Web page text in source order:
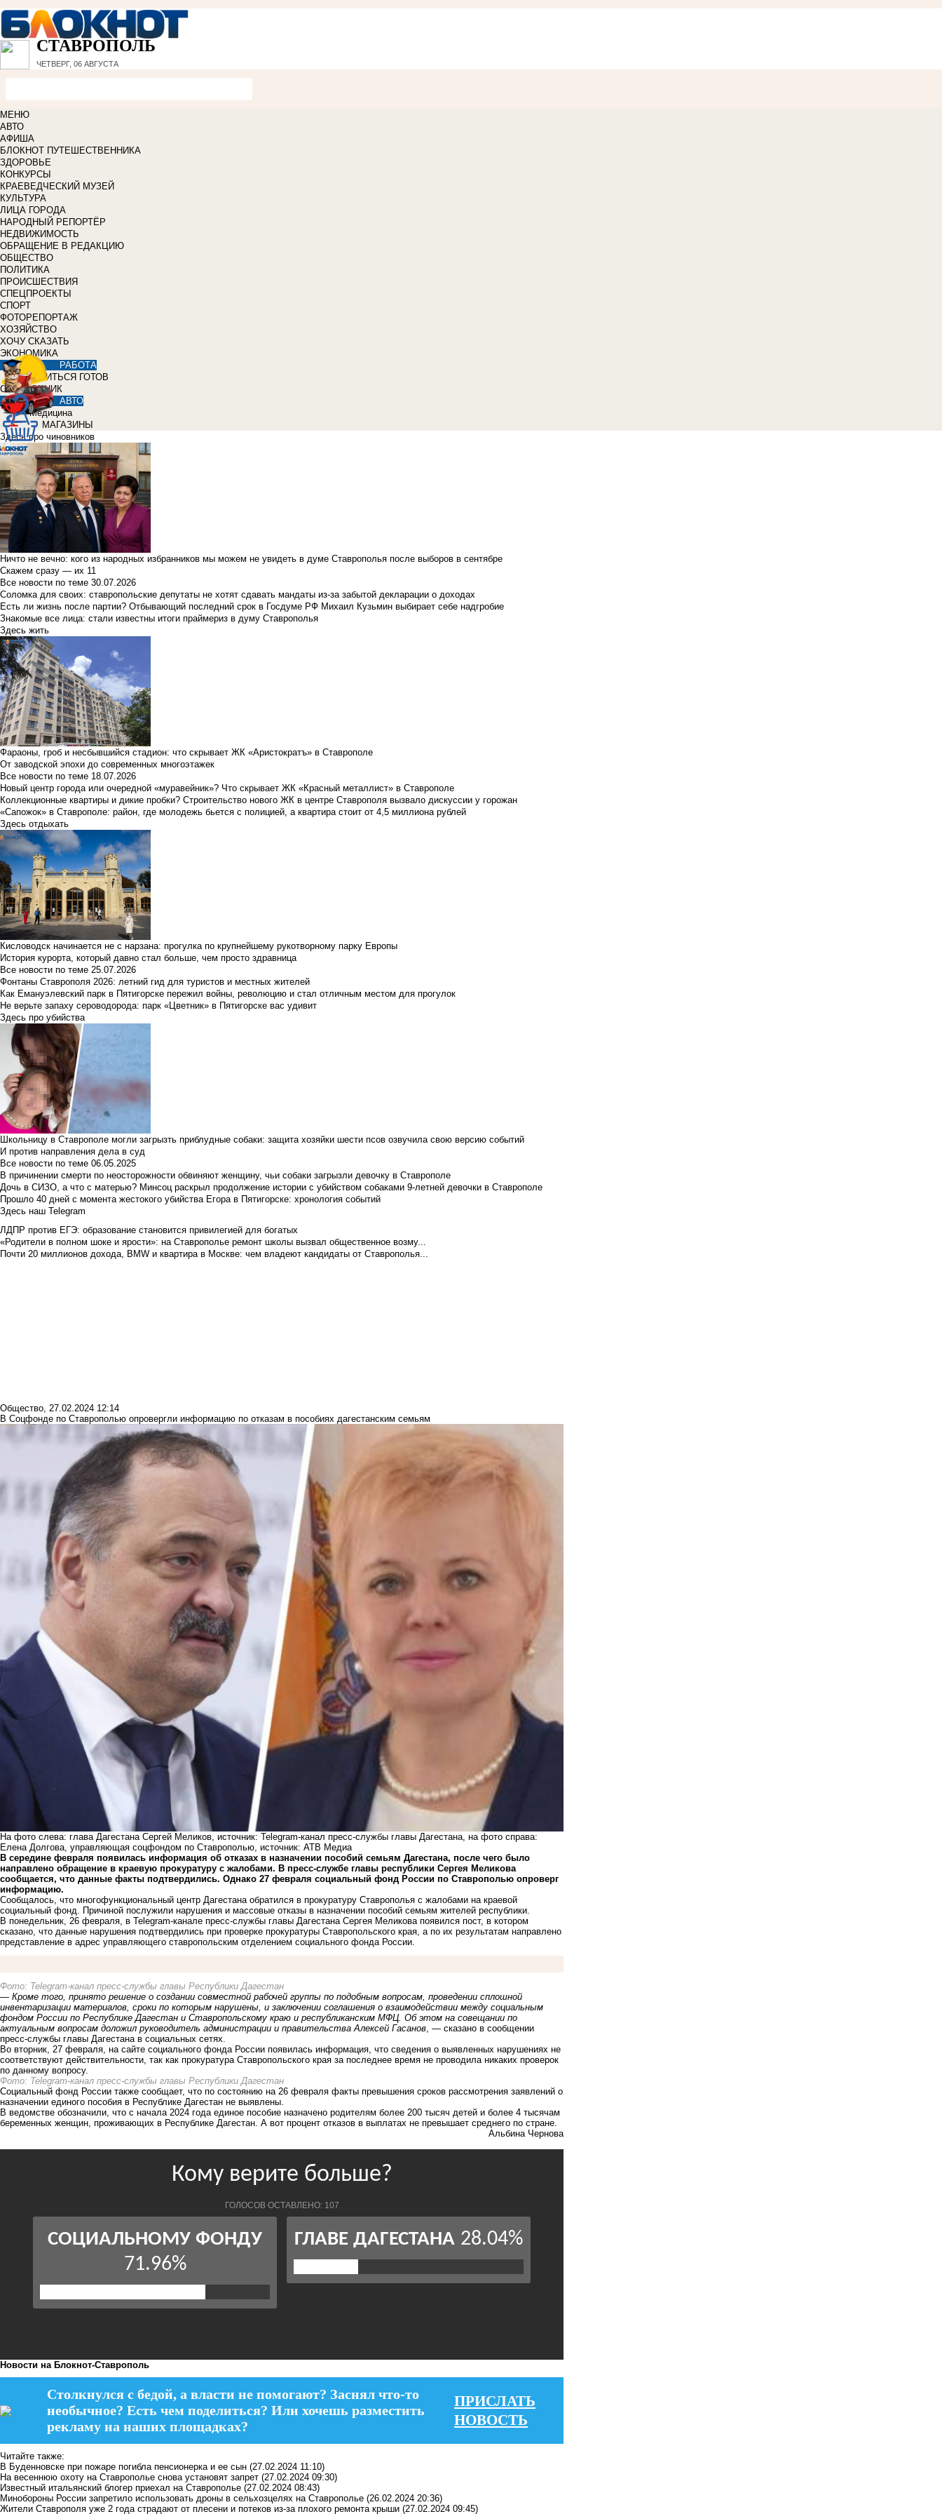
СТАВРОПОЛЬ
ЧЕТВЕРГ, 06 АВГУСТА
МЕНЮ
АВТО
АФИША
БЛОКНОТ ПУТЕШЕСТВЕННИКА
ЗДОРОВЬЕ
КОНКУРСЫ
КРАЕВЕДЧЕСКИЙ МУЗЕЙ
КУЛЬТУРА
ЛИЦА ГОРОДА
НАРОДНЫЙ РЕПОРТЁР
НЕДВИЖИМОСТЬ
ОБРАЩЕНИЕ В РЕДАКЦИЮ
ОБЩЕСТВО
ПОЛИТИКА
ПРОИСШЕСТВИЯ
СПЕЦПРОЕКТЫ
СПОРТ
ФОТОРЕПОРТАЖ
ХОЗЯЙСТВО
ХОЧУ СКАЗАТЬ
ЭКОНОМИКА
РАБОТА
УЧИТЬСЯ ГОТОВ
СПРАВОЧНИК
АВТО
Медицина
МАГАЗИНЫ
Здесь про чиновников
Ничто не вечно: кого из народных избранников мы можем не увидеть в думе Ставрополья после выборов в сентябре
Скажем сразу — их 11
Все новости по теме 30.07.2026
Соломка для своих: ставропольские депутаты не хотят сдавать мандаты из-за забытой декларации о доходах
Есть ли жизнь после партии? Отбывающий последний срок в Госдуме РФ Михаил Кузьмин выбирает себе надгробие
Знакомые все лица: стали известны итоги праймериз в думу Ставрополья
Здесь жить
Фараоны, гроб и несбывшийся стадион: что скрывает ЖК «Аристократъ» в Ставрополе
От заводской эпохи до современных многоэтажек
Все новости по теме 18.07.2026
Новый центр города или очередной «муравейник»? Что скрывает ЖК «Красный металлист» в Ставрополе
Коллекционные квартиры и дикие пробки? Строительство нового ЖК в центре Ставрополя вызвало дискуссии у горожан
«Сапожок» в Ставрополе: район, где молодежь бьется с полицией, а квартира стоит от 4,5 миллиона рублей
Здесь отдыхать
Кисловодск начинается не с нарзана: прогулка по крупнейшему рукотворному парку Европы
История курорта, который давно стал больше, чем просто здравница
Все новости по теме 25.07.2026
Фонтаны Ставрополя 2026: летний гид для туристов и местных жителей
Как Емануэлевский парк в Пятигорске пережил войны, революцию и стал отличным местом для прогулок
Не верьте запаху сероводорода: парк «Цветник» в Пятигорске вас удивит
Здесь про убийства
Школьницу в Ставрополе могли загрызть приблудные собаки: защита хозяйки шести псов озвучила свою версию событий
И против направления дела в суд
Все новости по теме 06.05.2025
В причинении смерти по неосторожности обвиняют женщину, чьи собаки загрызли девочку в Ставрополе
Дочь в СИЗО, а что с матерью? Минсоц раскрыл продолжение истории с убийством собаками 9-летней девочки в Ставрополе
Прошло 40 дней с момента жестокого убийства Егора в Пятигорске: хронология событий
Здесь наш Telegram
ЛДПР против ЕГЭ: образование становится привилегией для богатых
«Родители в полном шоке и ярости»: на Ставрополье ремонт школы вызвал общественное возму...
Почти 20 миллионов дохода, BMW и квартира в Москве: чем владеют кандидаты от Ставрополья...
Общество, 27.02.2024 12:14
В Соцфонде по Ставрополью опровергли информацию по отказам в пособиях дагестанским семьям
На фото слева: глава Дагестана Сергей Меликов, источник: Telegram-канал пресс-службы главы Дагестана, на фото справа:
Елена Долгова, управляющая соцфондом по Ставрополью, источник: АТВ Медиа
В середине февраля появилась информация об отказах в назначении пособий семьям Дагестана, после чего было
направлено обращение в краевую прокуратуру с жалобами. В пресс-службе главы республики Сергея Меликова
сообщается, что данные факты подтвердились. Однако 27 февраля социальный фонд России по Ставрополью опроверг
информацию.
Сообщалось, что многофункциональный центр Дагестана обратился в прокуратуру Ставрополья с жалобами на краевой
социальный фонд. Причиной послужили нарушения и массовые отказы в назначении пособий семьям жителей республики.
В понедельник, 26 февраля, в Telegram-канале пресс-службы главы Дагестана Сергея Меликова появился пост, в котором
сказано, что данные нарушения подтвердились при проверке прокуратуры Ставропольского края, а по их результатам направлено
представление в адрес управляющего ставропольским отделением социального фонда России.
Фото: Telegram-канал пресс-службы главы Республики Дагестан
— Кроме того, принято решение о создании совместной рабочей группы по подобным вопросам, проведении сплошной
инвентаризации материалов, сроки по которым нарушены, и заключении соглашения о взаимодействии между социальным
фондом России по Республике Дагестан и Ставропольскому краю и республиканским МФЦ. Об этом на совещании по
актуальным вопросам доложил руководитель администрации и правительства Алексей Гасанов, — сказано в сообщении
пресс-службы главы Дагестана в социальных сетях.
Во вторник, 27 февраля, на сайте социального фонда России появилась информация, что сведения о выявленных нарушениях не
соответствуют действительности, так как прокуратура Ставропольского края за последнее время не проводила никаких проверок
по данному вопросу.
Фото: Telegram-канал пресс-службы главы Республики Дагестан
Социальный фонд России также сообщает, что по состоянию на 26 февраля факты превышения сроков рассмотрения заявлений о
назначении единого пособия в Республике Дагестан не выявлены.
В ведомстве обозначили, что с начала 2024 года единое пособие назначено родителям более 200 тысяч детей и более 4 тысячам
беременных женщин, проживающих в Республике Дагестан. А вот процент отказов в выплатах не превышает среднего по стране.
Альбина Чернова
Новости на Блoкнoт-Ставрополь
Столкнулся с бедой, а власти не помогают? Заснял что-то
необычное? Есть чем поделиться? Или хочешь разместить
рекламу на наших площадках?
ПРИСЛАТЬ
НОВОСТЬ
Читайте также:
В Буденновске при пожаре погибла пенсионерка и ее сын (27.02.2024 11:10)
На весеннюю охоту на Ставрополье снова установят запрет (27.02.2024 09:30)
Известный итальянский блогер приехал на Ставрополье (27.02.2024 08:43)
Минобороны России запретило использовать дроны в сельхозцелях на Ставрополье (26.02.2024 20:36)
Жители Ставрополя уже 2 года страдают от плесени и потеков из-за плохого ремонта крыши (27.02.2024 09:45)